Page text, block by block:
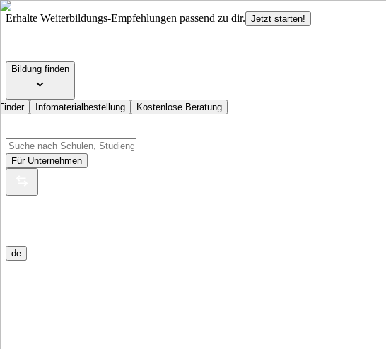
Erhalte Weiterbildungs-Empfehlungen passend zu dir. Jetzt starten!
Bildung finden
Infomaterialbestellung Kostenlose Beratung
Für Unternehmen
de